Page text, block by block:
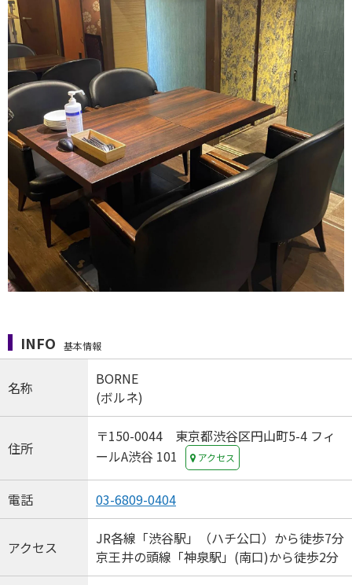
INFO 基本情報
名称
BORNE
(ボルネ)
住所
〒150-0044 東京都渋谷区円山町5-4 フィ
ールA渋谷 101
アクセス
電話 03-6809-0404
アクセス
JR各線「渋谷駅」（ハチ公口）から徒歩7分
京王井の頭線「神泉駅」(南口)から徒歩2分